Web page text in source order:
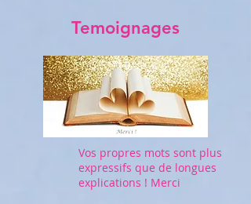
Temoignages
Vos propres mots sont plus
expressifs que de longues
explications ! Merci